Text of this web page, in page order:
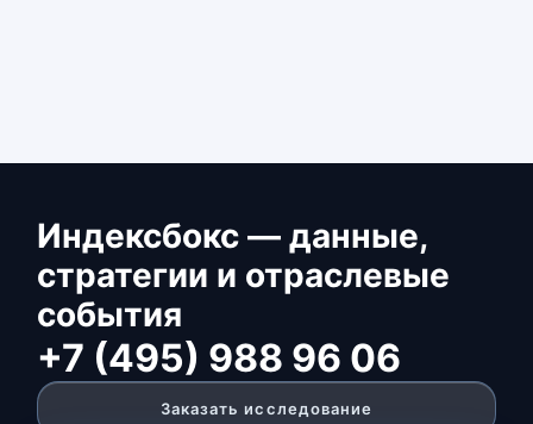
Индексбокс — данные,
стратегии и отраслевые
события
+7 (495) 988 96 06
Заказать исследование